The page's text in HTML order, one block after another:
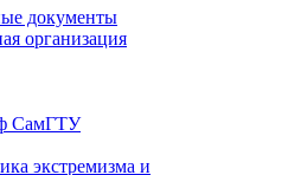
документы
организация
СамГТУ
экстремизма и